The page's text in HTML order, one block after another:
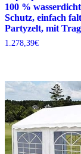
100 %
Schutz, einfach
Partyzelt, mit
1.278,39€